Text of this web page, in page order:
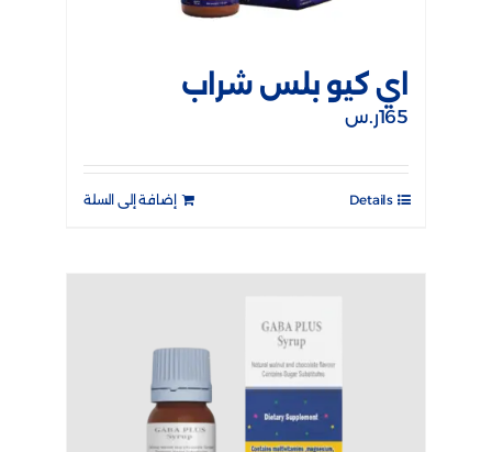
اي كيو بلس شراب
165ر.س
إضافة إلى السلة Details